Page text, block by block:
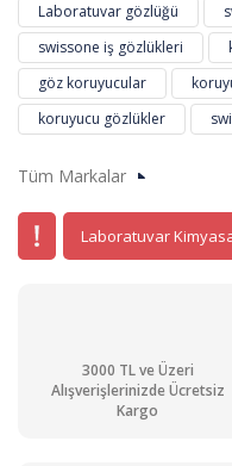
Laboratuvar gözlüğü
swissone iş gözlükleri
göz koruyucular
koruyucu gözlükler
Tüm Markalar
Laboratuvar
3000 TL ve Üzeri
Alışverişlerinizde Ücretsiz
Kargo